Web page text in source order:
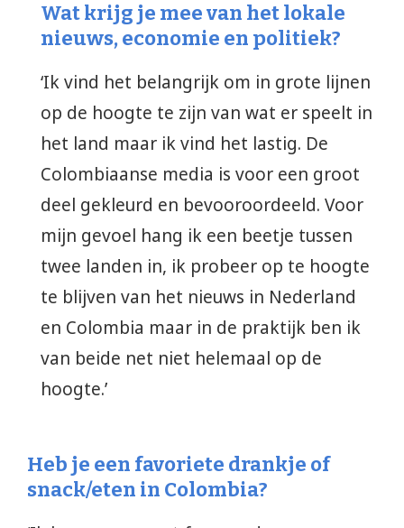
Wat krijg je mee van het lokale
nieuws, economie en politiek?
‘Ik vind het belangrijk om in grote lijnen
op de hoogte te zijn van wat er speelt in
het land maar ik vind het lastig. De
Colombiaanse media is voor een groot
deel gekleurd en bevooroordeeld. Voor
mijn gevoel hang ik een beetje tussen
twee landen in, ik probeer op te hoogte
te blijven van het nieuws in Nederland
en Colombia maar in de praktijk ben ik
van beide net niet helemaal op de
hoogte.’
Heb je een favoriete drankje of
snack/eten in Colombia?